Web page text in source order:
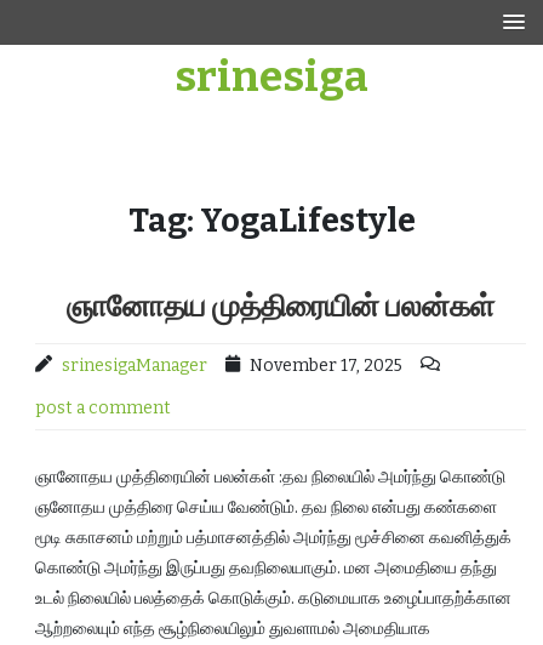
srinesiga
Tag: YogaLifestyle
ஞானோதய முத்திரையின் பலன்கள்
srinesigaManager November 17, 2025
post a comment
ஞானோதய முத்திரையின் பலன்கள் :தவ நிலையில் அமர்ந்து கொண்டு
ஞனோதய முத்திரை செய்ய வேண்டும். தவ நிலை என்பது கண்களை
மூடி சுகாசனம் மற்றும் பத்மாசனத்தில் அமர்ந்து மூச்சினை கவனித்துக்
கொண்டு அமர்ந்து இருப்பது தவநிலையாகும். மன அமைதியை தந்து
உடல் நிலையில் பலத்தைக் கொடுக்கும். கடுமையாக உழைப்பாதற்க்கான
ஆற்றலையும் எந்த சூழ்நிலையிலும் துவளாமல் அமைதியாக